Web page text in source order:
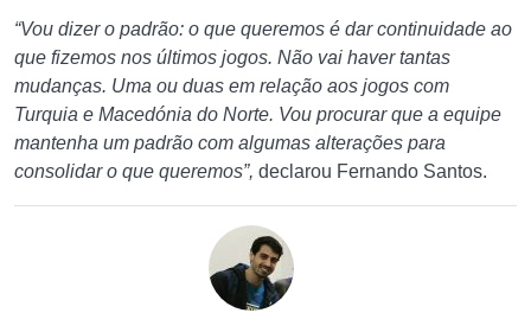
“Vou dizer o padrão: o que queremos é dar continuidade ao
que fizemos nos últimos jogos. Não vai haver tantas
mudanças. Uma ou duas em relação aos jogos com
Turquia e Macedónia do Norte. Vou procurar que a equipe
mantenha um padrão com algumas alterações para
consolidar o que queremos”, declarou Fernando Santos.